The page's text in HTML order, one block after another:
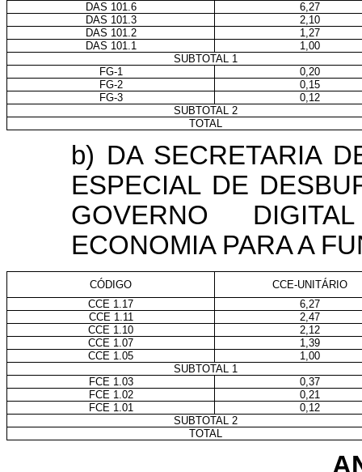
DAS 101.6
6,27
DAS 101.3
2,10
DAS 101.2
1,27
DAS 101.1
1,00
SUBTOTAL 1
FG-1
0,20
FG-2
0,15
FG-3
0,12
SUBTOTAL 2
TOTAL
b) DA SECRETARIA
ESPECIAL DE
GOVERNO
ECONOMIA PARA A
CÓDIGO
CCE-UNITÁRIO
CCE 1.17
6,27
CCE 1.11
2,47
CCE 1.10
2,12
CCE 1.07
1,39
CCE 1.05
1,00
SUBTOTAL 1
FCE 1.03
0,37
FCE 1.02
0,21
FCE 1.01
0,12
SUBTOTAL 2
TOTAL